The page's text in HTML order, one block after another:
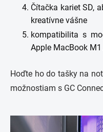
Čítačka kariet SD,
kreatívne vášne
kompatibilita s
Apple MacBook
Hoďte ho do tašky na
možnostiam s GC